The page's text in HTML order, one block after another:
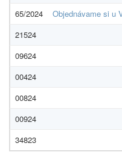
65/2024
Objednávame si u
21524
09624
00424
00824
00924
34823